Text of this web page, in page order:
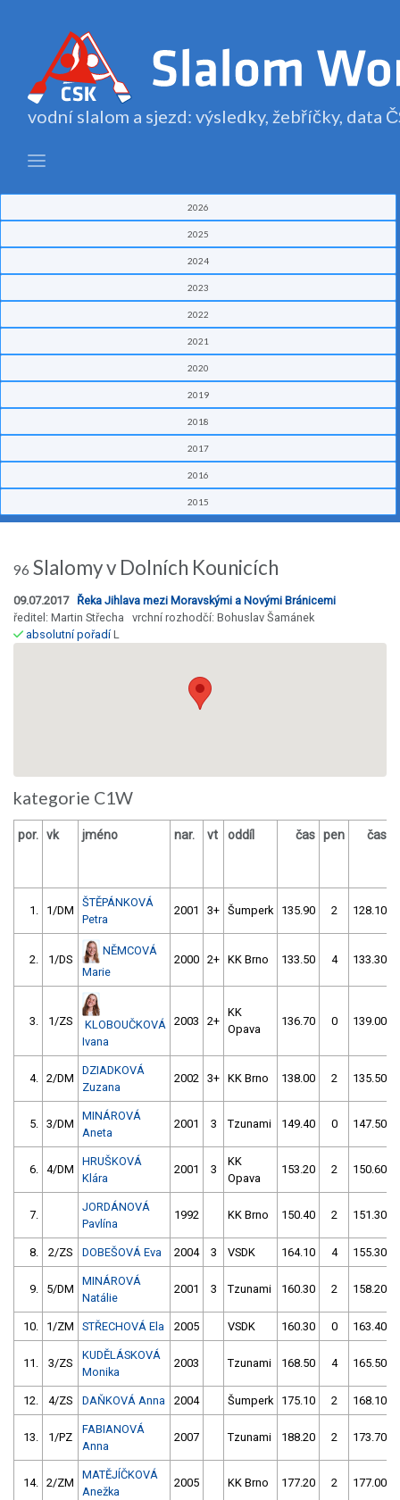
vodní slalom a sjezd: výsledky, žebříčky, data
2026
2025
2024
2023
2022
2021
2020
2019
2018
2017
2016
2015
96 Slalomy v Dolních Kounicích
09.07.2017 Řeka Jihlava mezi Moravskými a Novými Bránicemi
ředitel: Martin Střecha vrchní rozhodčí: Bohuslav Šamánek
absolutní pořadíL
kategorie C1W
por. vk jméno nar. vt oddíl čas pen čas
1. 1/DM
ŠTĚPÁNKOVÁ
Petra
2001 3+ Šumperk 135.90 2 128.10
2. 1/DS
NĚMCOVÁ
Marie
2000 2+ KK Brno 133.50 4 133.30
3. 1/ZS
KLOBOUČKOVÁ
Ivana
2003 2+
KK
Opava
136.70 0 139.00
4. 2/DM
DZIADKOVÁ
Zuzana
2002 3+ KK Brno 138.00 2 135.50
5. 3/DM
MINÁROVÁ
Aneta
2001 3 Tzunami 149.40 0 147.50
6. 4/DM
HRUŠKOVÁ
Klára
2001 3
KK
Opava
153.20 2 150.60
7.
JORDÁNOVÁ
Pavlína
1992 KK Brno 150.40 2 151.30
8. 2/ZS DOBEŠOVÁ Eva 2004 3 VSDK 164.10 4 155.30
9. 5/DM
MINÁROVÁ
Natálie
2001 3 Tzunami 160.30 2 158.20
10. 1/ZM STŘECHOVÁ Ela 2005 VSDK 160.30 0 163.40
11. 3/ZS
KUDĚLÁSKOVÁ
Monika
2003 Tzunami 168.50 4 165.50
12. 4/ZS DAŇKOVÁ Anna 2004 Šumperk 175.10 2 168.10
13. 1/PZ
FABIANOVÁ
Anna
2007 Tzunami 188.20 2 173.70
14. 2/ZM
MATĚJÍČKOVÁ
Anežka
2005 KK Brno 177.20 2 177.00